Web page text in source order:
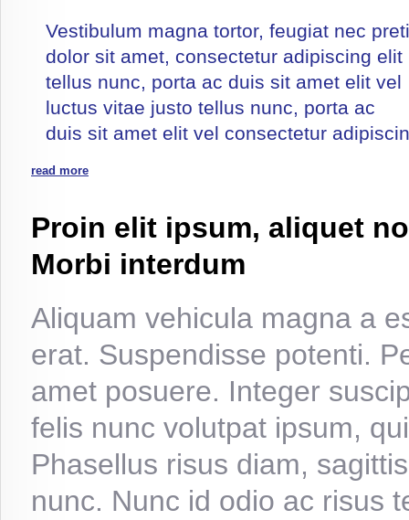
Vestibulum magna tortor, feugiat nec
dolor sit amet, consectetur adipiscing elit
tellus nunc, porta ac duis sit amet elit vel
luctus vitae justo tellus nunc, porta ac
duis sit amet elit vel consectetur
read more
Proin elit ipsum, aliquet
Morbi interdum
Aliquam vehicula magna a
erat. Suspendisse potenti.
amet posuere. Integer
felis nunc volutpat ipsum,
Phasellus risus diam,
nunc. Nunc id odio ac risus